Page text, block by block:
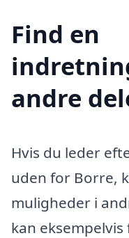
Find en
andre
Hvis du leder
uden for Borre,
muligheder i
kan